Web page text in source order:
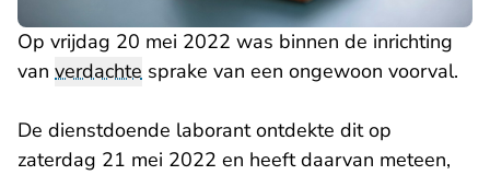
Op vrijdag 20 mei 2022 was binnen de inrichting
van verdachte sprake van een ongewoon voorval.
De dienstdoende laborant ontdekte dit op
zaterdag 21 mei 2022 en heeft daarvan meteen,